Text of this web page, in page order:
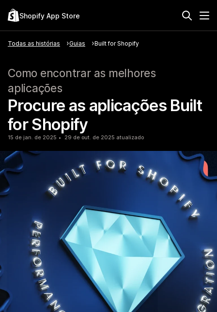
Shopify App Store
Todas as histórias Guias Built for Shopify
Como encontrar as melhores
aplicações
Procure as aplicações Built
for Shopify
15 de jan. de 2025 29 de out. de 2025 atualizado